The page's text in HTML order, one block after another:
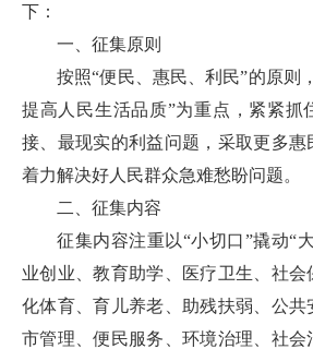
下：
一、征集原则
按照“便民、惠民、利民”的原则
提高人民生活品质”为重点，紧紧抓
接、最现实的利益问题，采取更多惠
着力解决好人民群众急难愁盼问题。
二、征集内容
征集内容注重以“小切口”撬动“
业创业、教育助学、医疗卫生、社会
化体育、育儿养老、助残扶弱、公
市管理、便民服务、环境治理、社会